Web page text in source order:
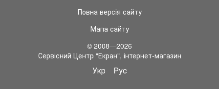
Повна версія сайту
Мапа сайту
© 2008—2026
Сервісний Центр "Екран", інтернет-магазин
Укр Рус